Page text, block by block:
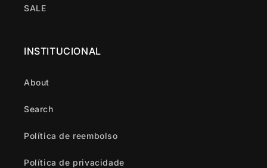
SALE
INSTITUCIONAL
About
Search
Política de reembolso
Política de privacidade